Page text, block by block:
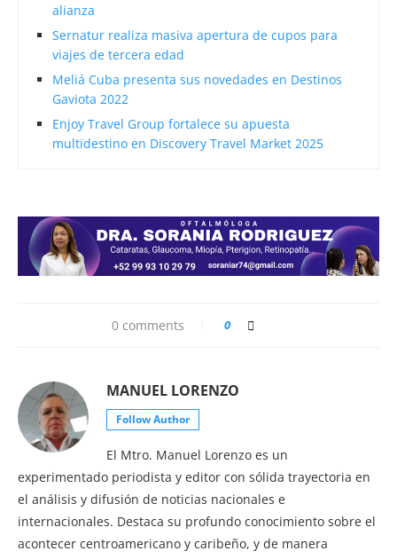
alianza
Sernatur realiza masiva apertura de cupos para
viajes de tercera edad
Meliá Cuba presenta sus novedades en Destinos
Gaviota 2022
Enjoy Travel Group fortalece su apuesta
multidestino en Discovery Travel Market 2025
0 comments 0
MANUEL LORENZO
Follow Author
El Mtro. Manuel Lorenzo es un
experimentado periodista y editor con sólida trayectoria en
el análisis y difusión de noticias nacionales e
internacionales. Destaca su profundo conocimiento sobre el
acontecer centroamericano y caribeño, y de manera